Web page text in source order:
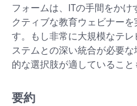
フォームは、ITの手間をかけ
クティブな教育ウェビナー
す。もし非常に大規模なテ
ステムとの深い統合が必要
的な選択肢が適していること
要約